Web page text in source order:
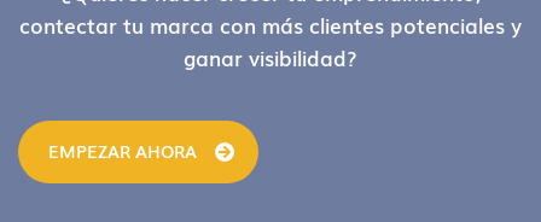
contectar tu marca con más clientes potenciales y
ganar visibilidad?
EMPEZAR AHORA